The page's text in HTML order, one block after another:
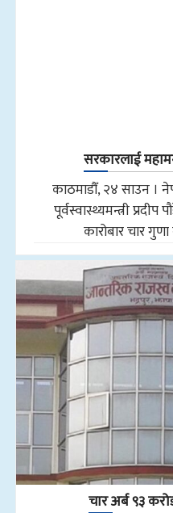
सरकारलाई
काठमाडौँ, २४ साउन ।
पूर्वस्वास्थ्यमन्त्री
कारोबार चार
चार अर्ब ९३